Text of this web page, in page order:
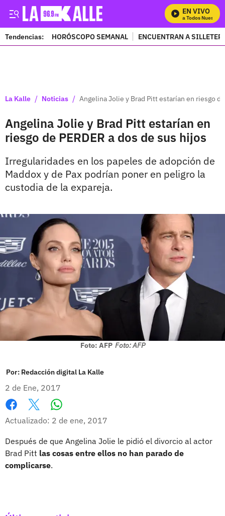
EN VIVO
Mira Todos Nuestros
Tendencias: HORÓSCOPO SEMANAL ENCUENTRAN A
La Kalle / Noticias / Angelina Jolie y Brad Pitt estarían en riesgo
Angelina Jolie y Brad Pitt estarían en
riesgo de PERDER a dos de sus hijos
Irregularidades en los papeles de adopción de
Maddox y de Pax podrían poner en peligro la
custodia de la expareja.
Foto: AFP Foto: AFP
Por: Redacción digital La Kalle
2 de Ene, 2017
Facebook
X
Actualizado: 2 de ene, 2017
Después de que Angelina Jolie le pidió el divorcio al actor
Brad Pitt las cosas entre ellos no han parado de
complicarse.